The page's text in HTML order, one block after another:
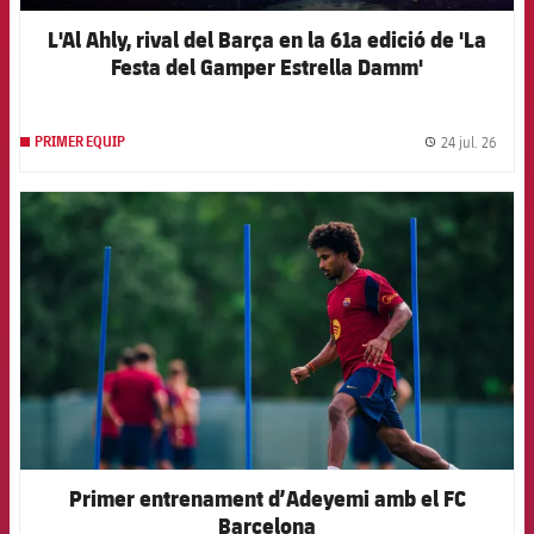
Calendari
Resultats
Classificació
Fotos
Notícies
Voleibol femení
Apunta't a les amateurs
plusicon
més
Carnet de l'Esportista Amateur
VALORANT Rising
VALORANT Game Changers
eFootball
L'Al Ahly, rival del Barça en la 61a edició de 'La
Festa del Gamper Estrella Damm'
PRIMER EQUIP 24 jul. 26
FCB Barcelona badge
Primer entrenament d’Adeyemi amb el FC
Barcelona